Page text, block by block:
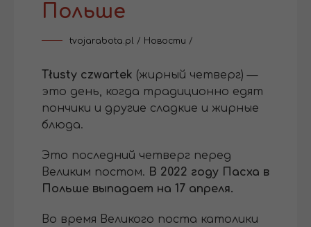
Польше
tvojarabota.pl / Новости /
Tłusty czwartek (жирный четверг) —
это день, когда традиционно едят
пончики и другие сладкие и жирные
блюда.
Это последний четверг перед
Великим постом. В 2022 году Пасха в
Польше выпадает на 17 апреля.
Во время Великого поста католики